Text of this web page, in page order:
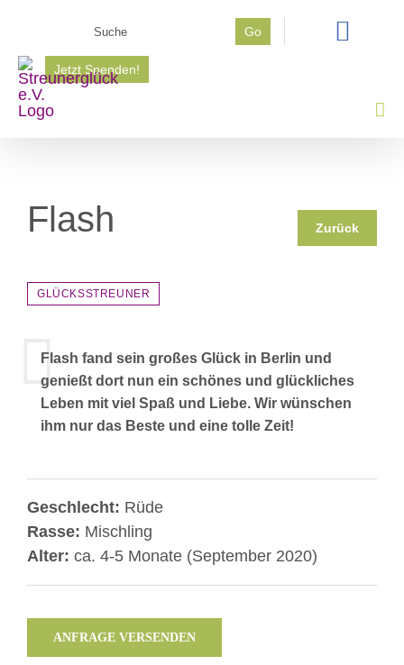
springen
Go
Jetzt Spenden!
Flash Zurück
GLÜCKSSTREUNER
Flash fand sein großes Glück in Berlin und
genießt dort nun ein schönes und glückliches
Leben mit viel Spaß und Liebe. Wir wünschen
ihm nur das Beste und eine tolle Zeit!
Geschlecht: Rüde
Rasse: Mischling
Alter: ca. 4-5 Monate (September 2020)
ANFRAGE VERSENDEN